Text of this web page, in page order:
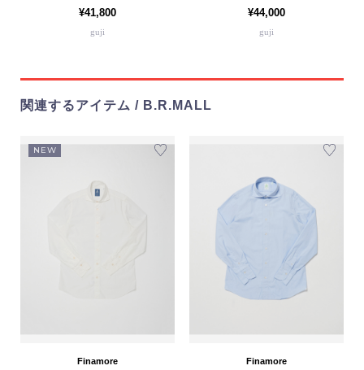
¥41,800
guji
¥44,000
guji
関連するアイテム / B.R.MALL
NEW
Finamore Finamore